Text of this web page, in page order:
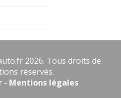
2026. Tous droits de
réservés.
- Mentions légales